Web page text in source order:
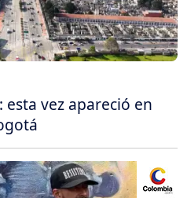
vez apareció en